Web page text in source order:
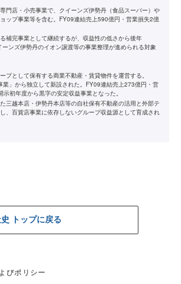
門店・小売事業で、クイーンズ伊勢丹（食品スーパー）や
ップ事業等を含む。FY09連結売上590億円・営業損失2億
補完事業として継続するが、収益性の低さから後年
ーンズ伊勢丹のイオン譲渡等の事業整理が進められる対象
プとして保有する商業不動産・賃貸物件を運営する。
業」から独立して新設された。FY09連結売上273億円・営
初年度から黒字の安定収益事業となった。
三越本店・伊勢丹本店等の自社保有不動産の活用と外部テ
、百貨店事業に依存しないグループ収益源として育成され
トップに戻る
びポリシー